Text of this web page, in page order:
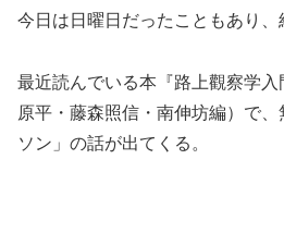
今日は日曜日だったこともあり、
最近読んでいる本『路上觀察学
原平・藤森照信・南伸坊編）で
ソン」の話が出てくる。